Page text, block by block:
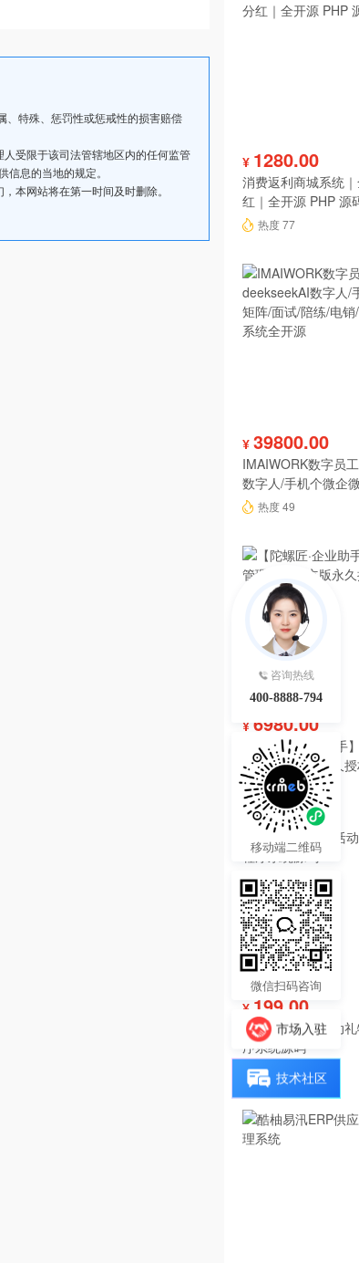
、特殊、惩罚性或惩戒性的损害赔偿
受限于该司法管辖地区内的任何监管
息的当地的规定。
本网站将在第一时间及时删除。
¥ 1280.00
消费返利商城系统
红｜全开源 PHP 源
热度 77
¥ 39800.00
IMAIWORK数字员
数字人/手机个微企
陪练/电销/客服/法
热度 49
¥ 6980.00
【陀螺匠·企业助手
理系统独立版永久
热度 44
¥ 199.00
投票分享报名活动
序系统源码
热度 43
咨询热线
400-8888-794
移动端二维码
微信扫码咨询
市场入驻
技术社区